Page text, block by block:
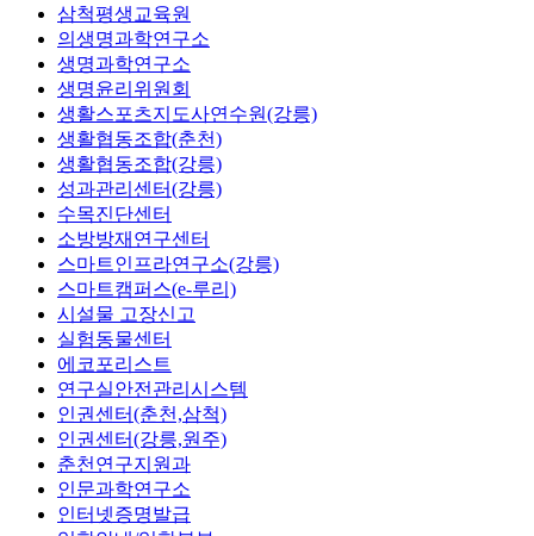
삼척평생교육원
의생명과학연구소
생명과학연구소
생명윤리위원회
생활스포츠지도사연수원(강릉)
생활협동조합(춘천)
생활협동조합(강릉)
성과관리센터(강릉)
수목진단센터
소방방재연구센터
스마트인프라연구소(강릉)
스마트캠퍼스(e-루리)
시설물 고장신고
실험동물센터
에코포리스트
연구실안전관리시스템
인권센터(춘천,삼척)
인권센터(강릉,원주)
춘천연구지원과
인문과학연구소
인터넷증명발급